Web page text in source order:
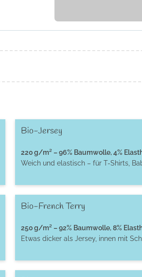
Bio-Jersey
220 g/m² – 96% Baumwolle, 4%
Weich und elastisch – für T-Shirts,
Bio-French Terry
250 g/m² – 92% Baumwolle, 8%
Etwas dicker als Jersey, innen mit